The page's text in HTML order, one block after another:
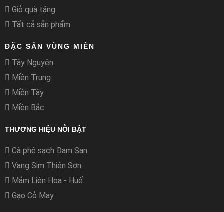
Giỏ quà tặng
Tất cả sản phẩm
ĐẶC SẢN VÙNG MIỀN
Tây Nguyên
Miền Trung
Miền Tây
Miền Bắc
THƯƠNG HIỆU NỖI BẬT
Cà phê sạch Đam San
Vang Sim Thiên Sơn
Mắm Liên Hoa - Huế
Gạo Cỏ May